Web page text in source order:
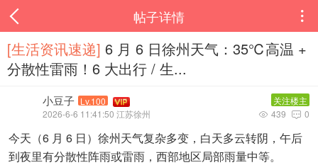
帖子详情 
[生活资讯速递‌] 6 月 6 日徐州天气：35℃高温 +
分散性雷雨！6 大出行 / 生...
小豆子 Lv.100
关注楼主
2026-6-6 11:41:50 江苏徐州
 0
 439
今天（6 月 6 日）徐州天气复杂多变，白天多云转阴，午后
到夜里有分散性阵雨或雷雨，西部地区局部雨量中等。